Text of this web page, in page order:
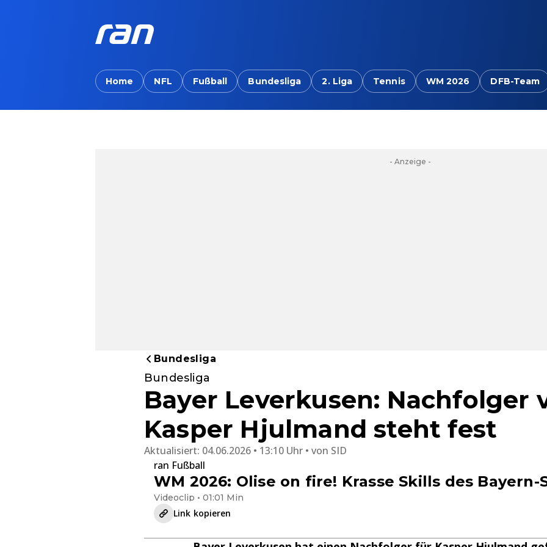
Home NFL Fußball Bundesliga 2. Liga Tennis WM 2026 DFB-Team
- Anzeige -
Bundesliga
Bundesliga
Bayer Leverkusen: Nachfolger
Kasper Hjulmand steht fest
Aktualisiert: 04.06.2026 • 13:10 Uhr von SID
ran Fußball
WM 2026: Olise on fire! Krasse Skills des Bayern-
Videoclip • 01:01 Min
Link kopieren